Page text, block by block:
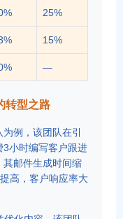
25%
15%
—
转型之路
例，该团队在引
3小时编写客户跟进
其邮件生成时间缩
高，客户响应率大